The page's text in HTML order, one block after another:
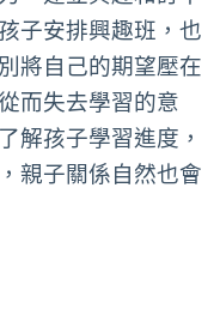
子安排興趣班，也
將自己的期望壓在
而失去學習的意
解孩子學習進度，
親子關係自然也會